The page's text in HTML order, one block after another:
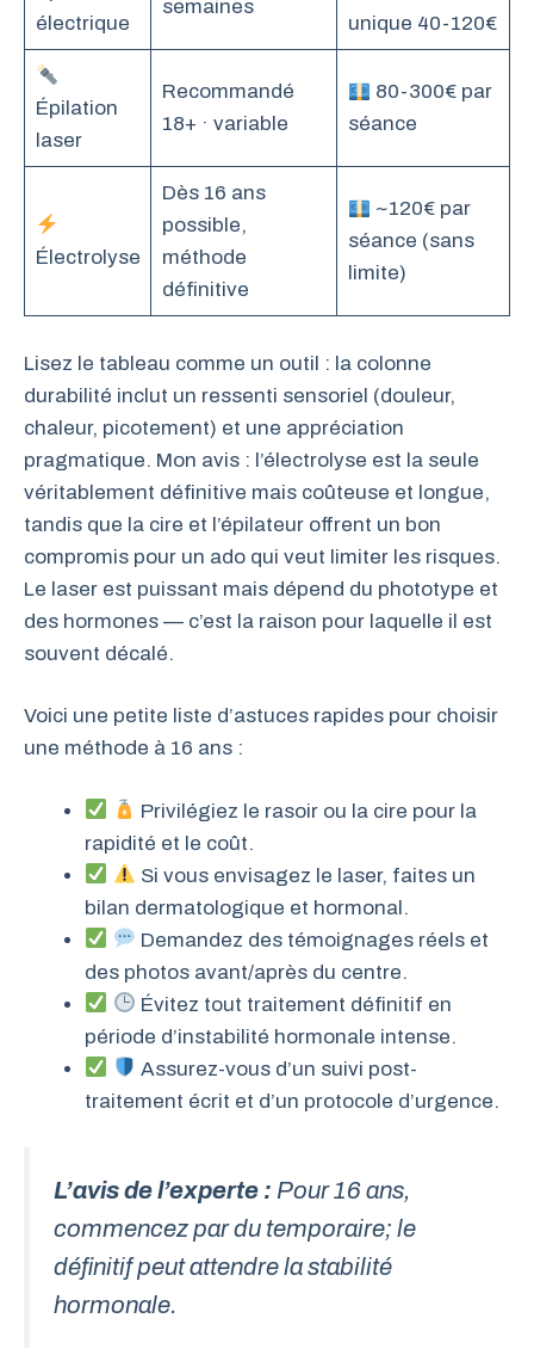
électrique
semaines
unique 40-120€
Épilation
laser
Recommandé
18+ · variable
80-300€ par
séance
Électrolyse
Dès 16 ans
possible,
méthode
définitive
~120€ par
séance (sans
limite)
Lisez le tableau comme un outil : la colonne
durabilité inclut un ressenti sensoriel (douleur,
chaleur, picotement) et une appréciation
pragmatique. Mon avis : l’électrolyse est la seule
véritablement définitive mais coûteuse et longue,
tandis que la cire et l’épilateur offrent un bon
compromis pour un ado qui veut limiter les risques.
Le laser est puissant mais dépend du phototype et
des hormones — c’est la raison pour laquelle il est
souvent décalé.
Voici une petite liste d’astuces rapides pour choisir
une méthode à 16 ans :
Privilégiez le rasoir ou la cire pour la
rapidité et le coût.
Si vous envisagez le laser, faites un
bilan dermatologique et hormonal.
Demandez des témoignages réels et
des photos avant/après du centre.
Évitez tout traitement définitif en
période d’instabilité hormonale intense.
Assurez-vous d’un suivi post-
traitement écrit et d’un protocole d’urgence.
L’avis de l’experte : Pour 16 ans,
commencez par du temporaire; le
définitif peut attendre la stabilité
hormonale.